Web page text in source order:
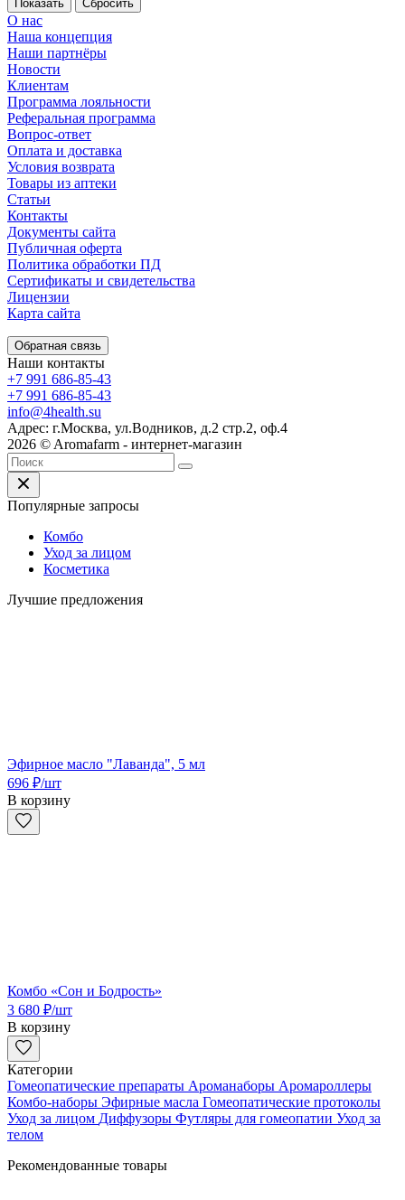
Сбросить
О нас
Наша концепция
Наши партнёры
Новости
Клиентам
Программа лояльности
Реферальная программа
Вопрос-ответ
Оплата и доставка
Условия возврата
Товары из аптеки
Статьи
Контакты
Документы сайта
Публичная оферта
Политика обработки ПД
Сертификаты и свидетельства
Лицензии
Карта сайта
Обратная связь
Наши контакты
+7 991 686-85-43
+7 991 686-85-43
info@4health.su
Адрес: г.Москва, ул.Водников, д.2 стр.2, оф.4
2026 © Aromafarm - интернет-магазин
Популярные запросы
Комбо
Уход за лицом
Косметика
Лучшие предложения
Эфирное масло "Лаванда", 5 мл
696 ₽/шт
В корзину
Комбо «Сон и Бодрость»
3 680 ₽/шт
В корзину
Категории
Гомеопатические препараты Ароманаборы Аромароллеры
Комбо-наборы Эфирные масла Гомеопатические протоколы
Уход за лицом Диффузоры Футляры для гомеопатии Уход за
телом
Рекомендованные товары